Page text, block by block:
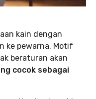
kain dengan
ke pewarna. Motif
beraturan akan
cocok sebagai